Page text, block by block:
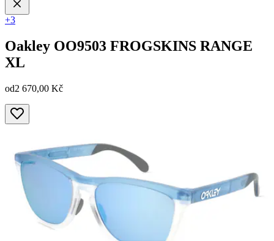
+3
Oakley OO9503 FROGSKINS RANGE
XL
od2 670,00 Kč